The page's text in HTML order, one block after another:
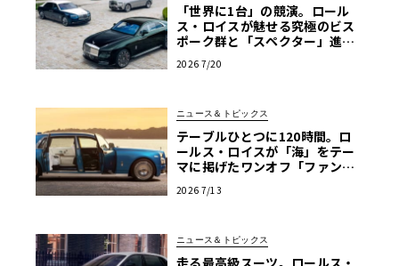
「世界に1台」の競演。ロール
ス・ロイスが魅せる究極のビス
ポーク群と「スペクター」進化
2026 7/20
ニュース＆トピックス
テーブルひとつに120時間。ロ
ールス・ロイスが「海」をテー
マに掲げたワンオフ「ファント
2026 7/13
ニュース＆トピックス